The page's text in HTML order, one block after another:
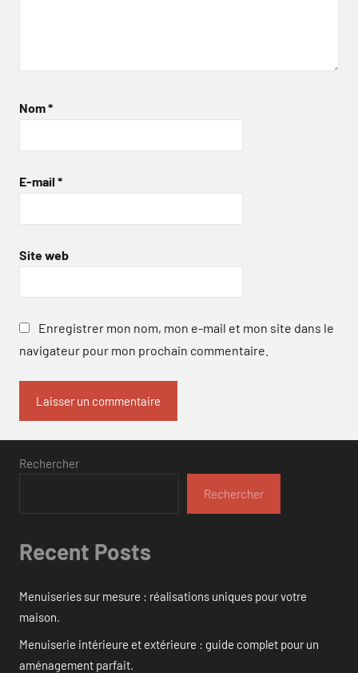
Nom*
E-mail *
Site web
Enregistrer mon nom, mon e-mail et mon site dans le
navigateur pour mon prochain commentaire.
Rechercher
Rechercher
Recent Posts
Menuiseries sur mesure : réalisations uniques pour votre
maison.
Menuiserie intérieure et extérieure : guide complet pour un
aménagement parfait.